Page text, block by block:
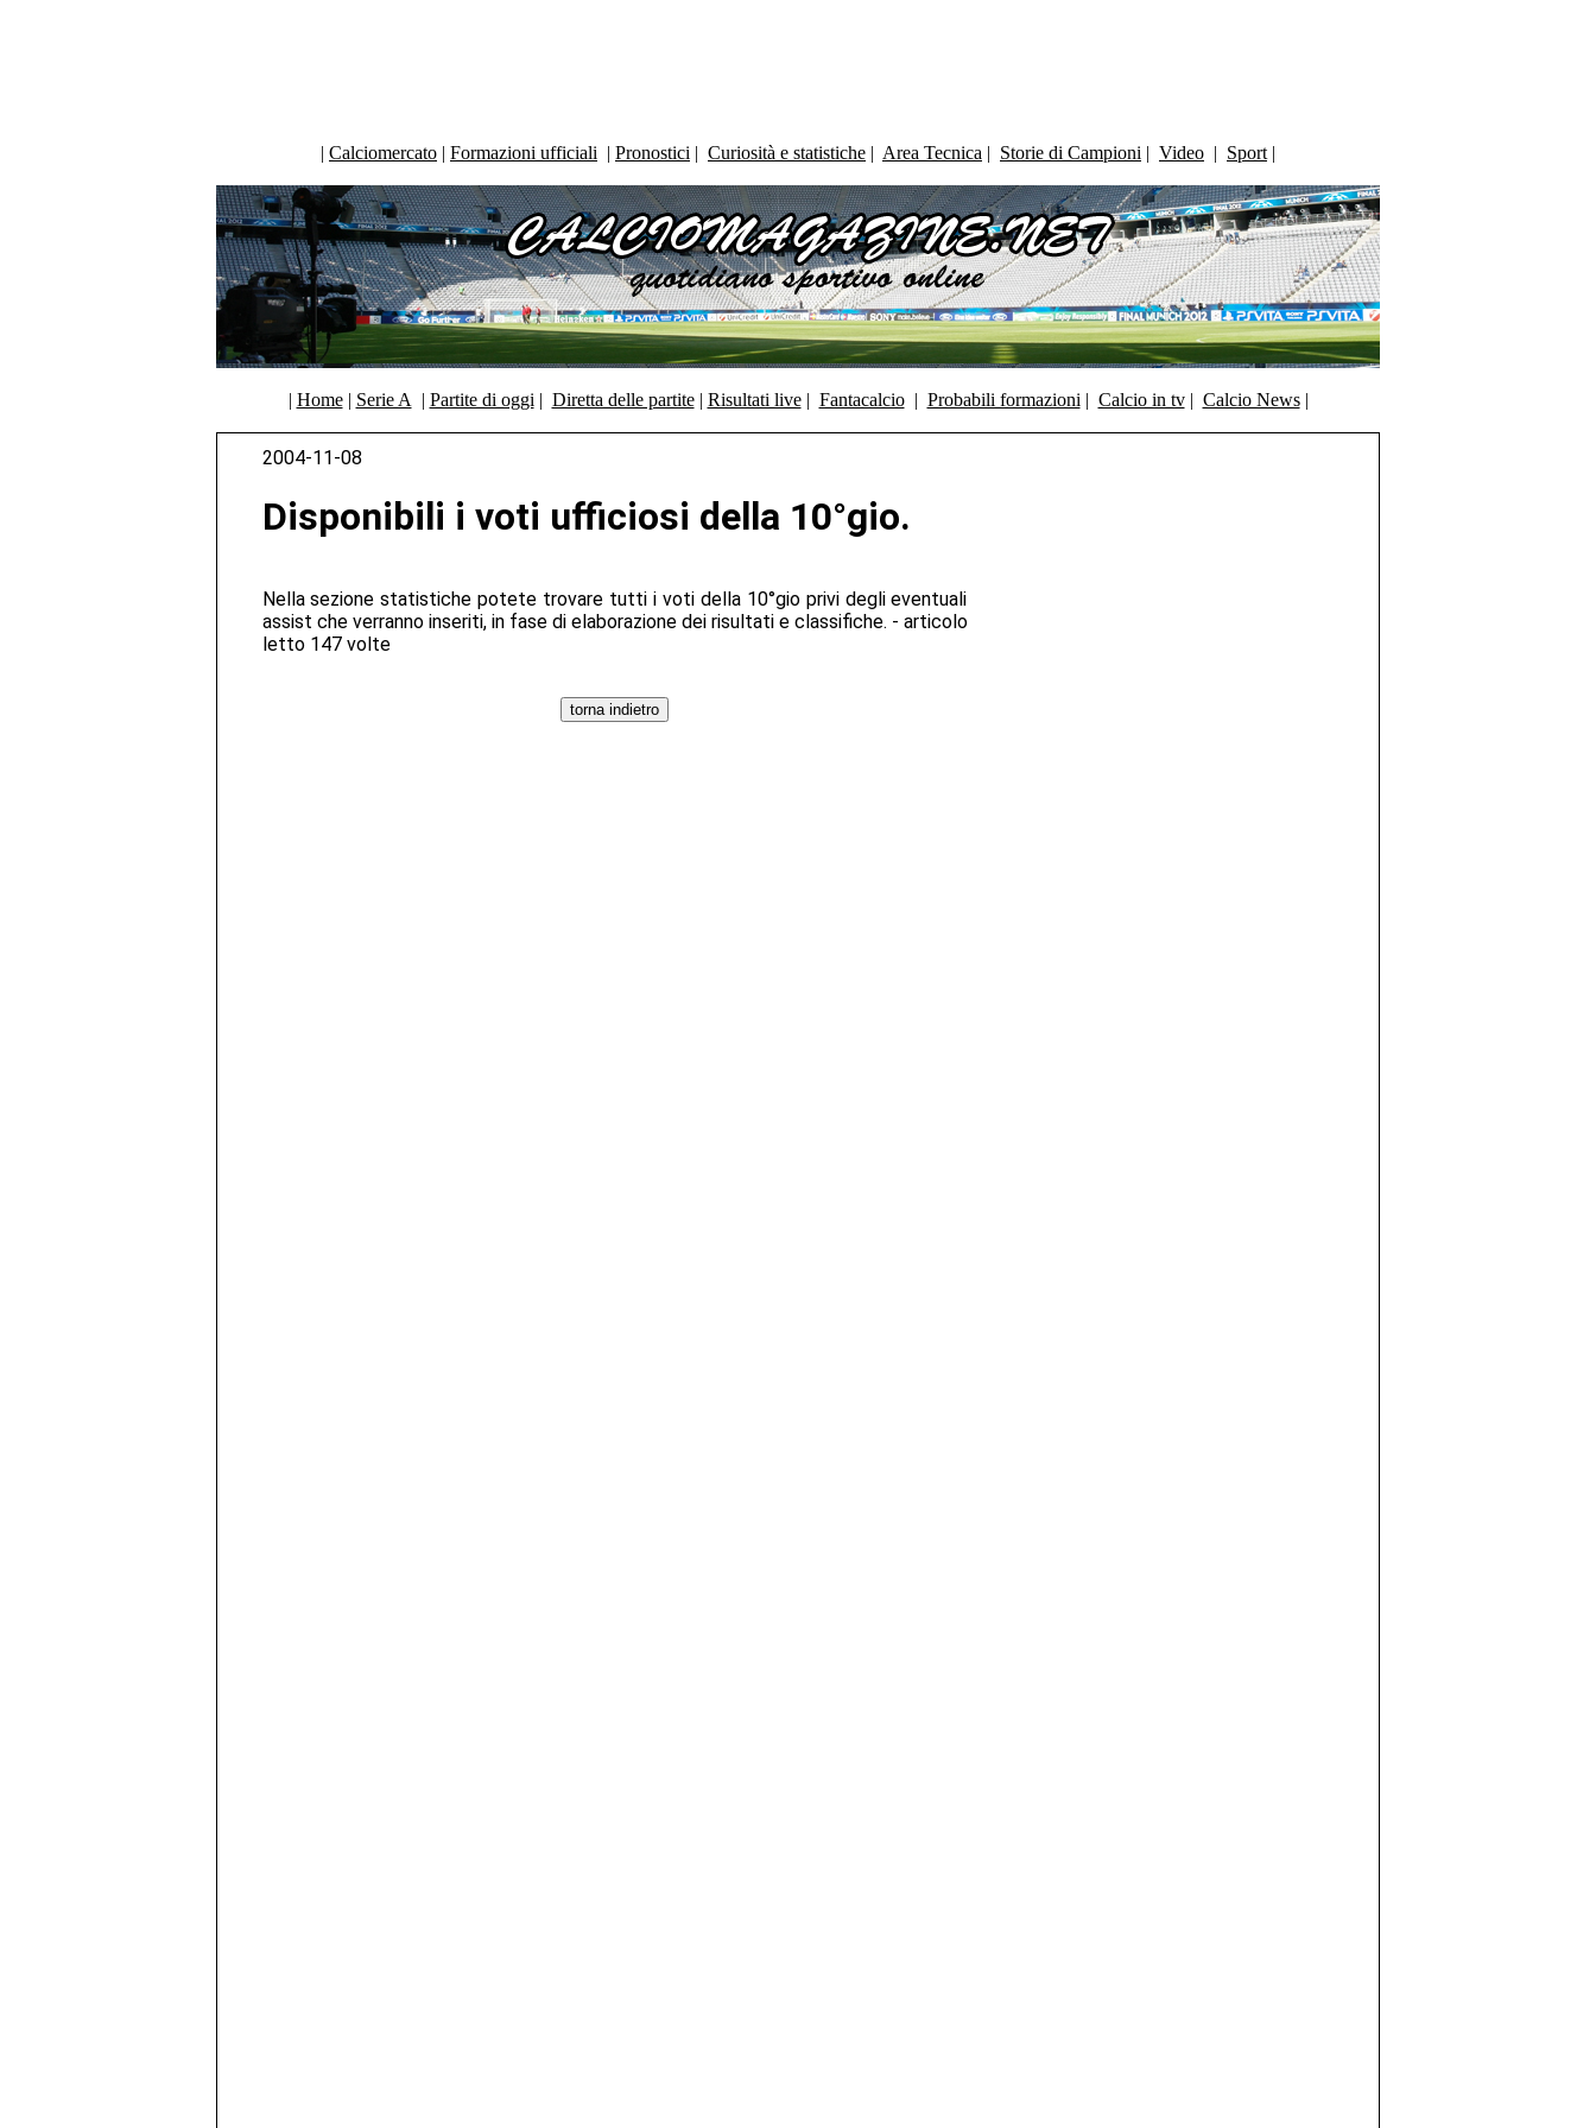
| Calciomercato | Formazioni ufficiali | Pronostici | Curiosità e statistiche | Area Tecnica | Storie di Campioni | Video | Sport |
| Home| Serie A | Partite di oggi | Diretta delle partite| Risultati live| Fantacalcio| Probabili formazioni | Calcio in tv| Calcio News|
2004-11-08
Disponibili i voti ufficiosi della 10°gio.
Nella sezione statistiche potete trovare tutti i voti della 10°gio privi degli eventuali
assist che verranno inseriti, in fase di elaborazione dei risultati e classifiche. - articolo
letto 147 volte